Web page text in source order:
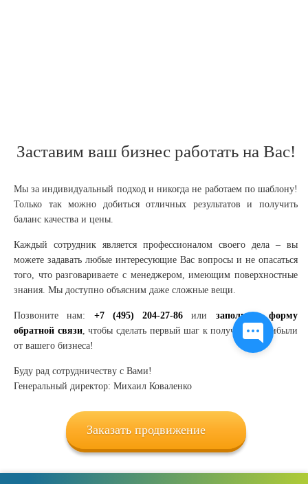
Заставим ваш бизнес работать на Вас!
Мы за индивидуальный подход и никогда не работаем по шаблону!
Только так можно добиться отличных результатов и получить
баланс качества и цены.
Каждый сотрудник является профессионалом своего дела – вы
можете задавать любые интересующие Вас вопросы и не опасаться
того, что разговариваете с менеджером, имеющим поверхностные
знания. Мы доступно объясним даже сложные вещи.
Позвоните нам: +7 (495) 204-27-86 или заполните форму
обратной связи, чтобы сделать первый шаг к получению прибыли
от вашего бизнеса!
Буду рад сотрудничеству с Вами!
Генеральный директор: Михаил Коваленко
Заказать продвижение